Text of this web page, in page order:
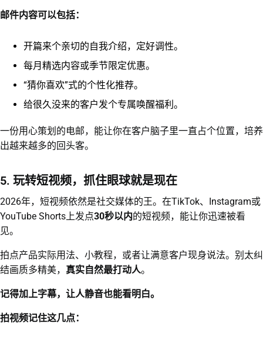
邮件内容可以包括：
开篇来个亲切的自我介绍，定好调性。
每月精选内容或季节限定优惠。
“猜你喜欢”式的个性化推荐。
给很久没来的客户发个专属唤醒福利。
一份用心策划的电邮，能让你在客户脑子里一直占个位置，培养
出越来越多的回头客。
5. 玩转短视频，抓住眼球就是现在
2026年，短视频依然是社交媒体的王。在TikTok、Instagram或
YouTube Shorts上发点30秒以内的短视频，能让你迅速被看
见。
拍点产品实际用法、小教程，或者让满意客户现身说法。别太纠
结画质多精美， 真实自然最打动人。
记得加上字幕，让人静音也能看明白。
拍视频记住这几点：